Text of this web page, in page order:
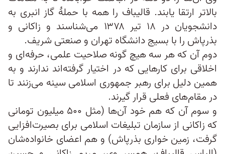
بالاتر ارتقا یابند. قالیباف را همه با حملهٔ گاز انبری به
دانشجویان در ۱۸ تیر ۱۳۷۸ می‌شناسند و زاکانی و
بذرپاش را با بسیج دانشگاه تهران و صنعتی شریف.
دوم آن که هر سه هیچ گونه صلاحیت علمی، حرفه‌ای و
اخلاقی برای کارهایی که در اختیار گرفته‌اند ندارند و به
همین دلیل برای رهبر جمهوری اسلامی سینه می‌زنند تا
در مقام‌های فعلی قرار گیرند.
و سوم آن که هم خود آن‌ها (مثل ۵۰۰ میلیون تومانی
که زاکانی از سازمان تبلیغات اسلامی برای بصیرت‌افزایی
گرفت، زمین خواری بذرپاش) و هم اعضای خانواده‌شان